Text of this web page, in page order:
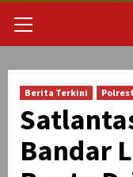
Menu
Berita Terkini
Bandar